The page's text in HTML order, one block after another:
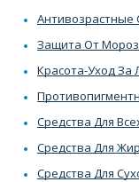
Антивозрастные
Защита От
Красота-Уход За
Средства Для
Средства Для
Средства Для